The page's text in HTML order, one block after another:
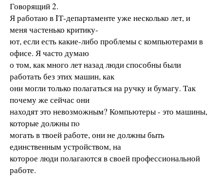
Говорящий 2.
Я работаю в IТ-департаменте уже несколько лет, и
меня частенько критику-
ют, если есть какие-либо проблемы с компьютерами в
офисе. Я часто думаю
о том, как много лет назад люди способны были
работать без этих машин, как
они могли только полагаться на ручку и бумагу. Так
почему же сейчас они
находят это невозможным? Компьютеры - это машины,
которые должны пo
могать в твоей работе, они не должны быть
единственным устройством, на
которое люди полагаются в своей профессиональной
работе.